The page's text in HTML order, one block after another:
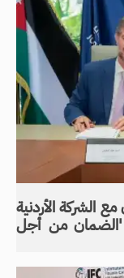
الشركة الأردنية
'الضمان من أجل